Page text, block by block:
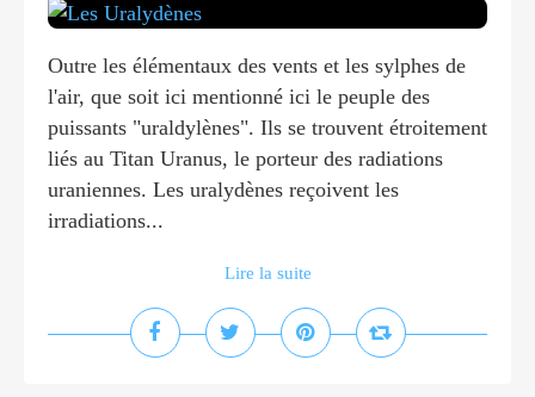
Outre les élémentaux des vents et les sylphes de
l'air, que soit ici mentionné ici le peuple des
puissants "uraldylènes". Ils se trouvent étroitement
liés au Titan Uranus, le porteur des radiations
uraniennes. Les uralydènes reçoivent les
irradiations...
Lire la suite